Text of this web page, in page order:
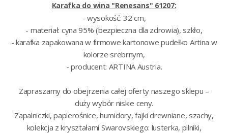
Karafka do wina "Renesans" 61207:
- wysokość: 32 cm,
- materiał: cyna 95% (bezpieczna dla zdrowia), szkło,
- karafka zapakowana w firmowe kartonowe pudełko Artina w
kolorze srebrnym,
- producent: ARTINA Austria.
Zapraszamy do obejrzenia całej oferty naszego sklepu –
duży wybór niskie ceny.
Zapalniczki,papierośnice,humidory,fajki drewniane, szachy,
kolekcja z kryształami Swarovskiego: lusterka, pilniki,